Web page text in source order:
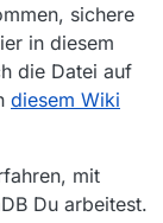
sichere
in diesem
die Datei auf
diesem Wiki
mit
Du arbeitest.